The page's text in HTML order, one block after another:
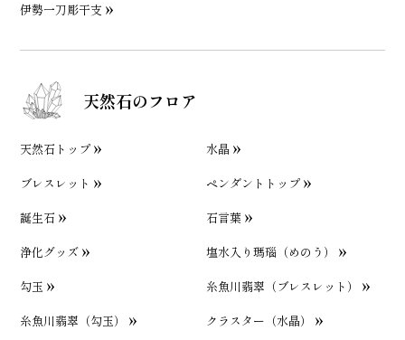
伊勢一刀彫干支
天然石のフロア
天然石トップ
水晶
ブレスレット
ペンダントトップ
誕生石
石言葉
浄化グッズ
塩水入り瑪瑙（めのう）
勾玉
糸魚川翡翠（ブレスレット）
糸魚川翡翠（勾玉）
クラスター（水晶）